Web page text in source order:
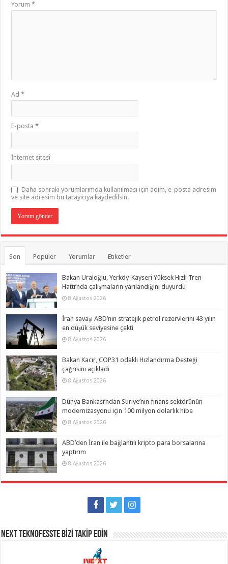
Yorum*
Ad*
E-posta*
İnternet sitesi
Daha sonraki yorumlarımda kullanılması için adım, e-posta adresim
ve site adresim bu tarayıcıya kaydedilsin.
Son Popüler Yorumlar Etiketler
Bakan Uraloğlu, Yerköy-Kayseri Yüksek Hızlı Tren
Hattı’nda çalışmaların yarılandığını duyurdu
8 Ağustos 2026
İran savaşı ABD’nin stratejik petrol rezervlerini 43 yılın
en düşük seviyesine çekti
8 Ağustos 2026
Bakan Kacır, COP31 odaklı Hızlandırma Desteği
çağrısını açıkladı
8 Ağustos 2026
Dünya Bankası’ndan Suriye’nin finans sektörünün
modernizasyonu için 100 milyon dolarlık hibe
8 Ağustos 2026
ABD’den İran ile bağlantılı kripto para borsalarına
yaptırım
8 Ağustos 2026
NEXT TEKNOFESSTE BİZİ TAKİP EDİN